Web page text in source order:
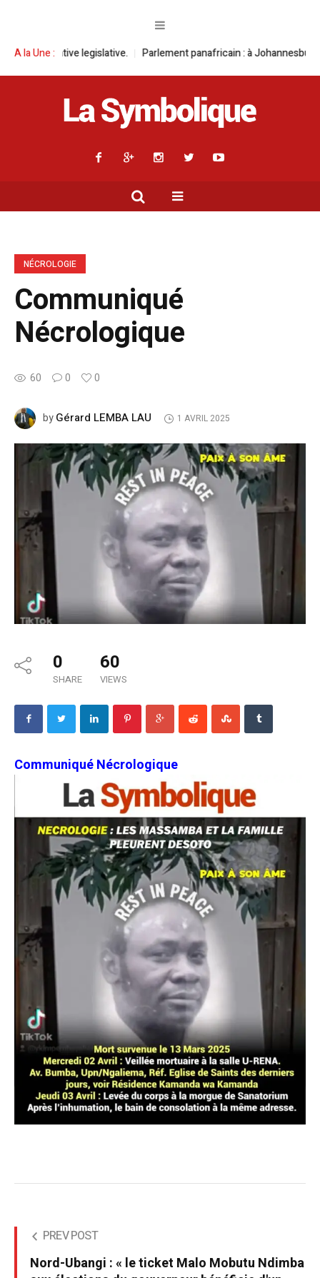
A la Une :
legislative. Parlement panafricain : à Johannesburg, Aimé Boji
NÉCROLOGIE
Communiqué
Nécrologique
60 0 0
byGérard LEMBA LAU 1 AVRIL 2025
0
SHARE
60
VIEWS
Communiqué Nécrologique
PREV POST
Nord-Ubangi : « le ticket Malo Mobutu Ndimba